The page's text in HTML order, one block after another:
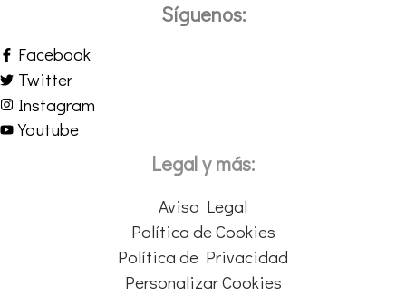
Síguenos:
Facebook
Twitter
Instagram
Youtube
Legal y más:
Aviso Legal
Política de Cookies
Política de Privacidad
Personalizar Cookies